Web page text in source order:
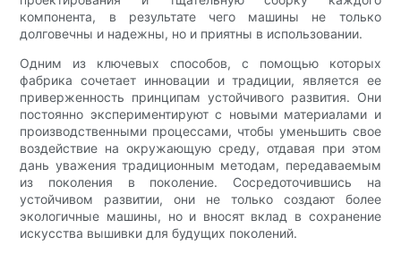
компонента, в результате чего машины не только
долговечны и надежны, но и приятны в использовании.
Одним из ключевых способов, с помощью которых
фабрика сочетает инновации и традиции, является ее
приверженность принципам устойчивого развития. Они
постоянно экспериментируют с новыми материалами и
производственными процессами, чтобы уменьшить свое
воздействие на окружающую среду, отдавая при этом
дань уважения традиционным методам, передаваемым
из поколения в поколение. Сосредоточившись на
устойчивом развитии, они не только создают более
экологичные машины, но и вносят вклад в сохранение
искусства вышивки для будущих поколений.